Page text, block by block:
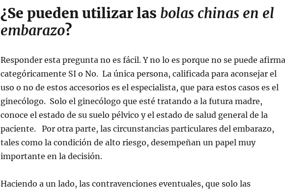
¿Se pueden utilizar las bolas chinas en el
embarazo?
Responder esta pregunta no es fácil. Y no lo es porque no se puede
categóricamente SI o No. La única persona, calificada para aconsejar el
uso o no de estos accesorios es el especialista, que para estos casos es el
ginecólogo. Solo el ginecólogo que esté tratando a la futura madre,
conoce el estado de su suelo pélvico y el estado de salud general de la
paciente. Por otra parte, las circunstancias particulares del embarazo,
tales como la condición de alto riesgo, desempeñan un papel muy
importante en la decisión.
Haciendo a un lado, las contravenciones eventuales, que solo las